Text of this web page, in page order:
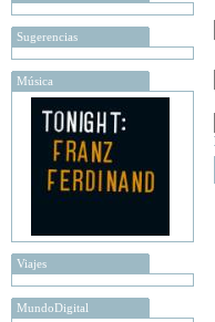
Sugerencias
Música
Viajes
MundoDigital